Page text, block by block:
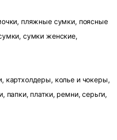
пляжные сумки, поясные
сумки женские,
картхолдеры, колье и чокеры,
папки, платки, ремни, серьги,